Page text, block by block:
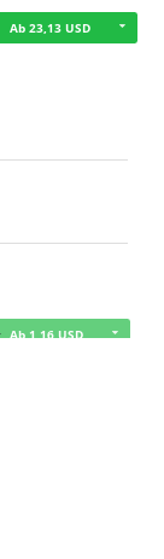
Ab 23,13 USD
Ab 1,16 USD